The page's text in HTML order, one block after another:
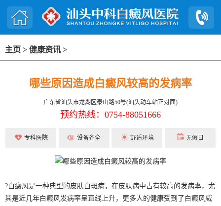
主页 > 健康资讯 >
哪些原因造成白癜风较高的发病率
广东省汕头市龙湖区泰山路50号(汕头动车站正对面)
预约热线：0754-88051666
专科医院 设备齐全 舒适环境 无假日
?白癜风是一种典型的皮肤白斑病，在皮肤病中占有较高的发病率，尤
其是近几年白癜风发病率呈直线上升，更多人的健康受到了白癜风威